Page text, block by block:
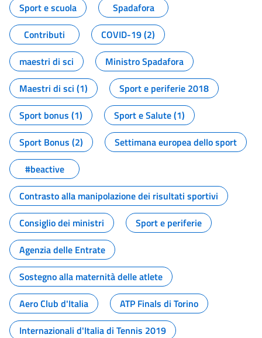
Sport e scuola
Spadafora
Contributi
COVID-19 (2)
maestri di sci
Ministro Spadafora
Maestri di sci (1)
Sport e periferie 2018
Sport bonus (1)
Sport e Salute (1)
Sport Bonus (2)
Settimana europea dello sport
#beactive
Contrasto alla manipolazione dei risultati sportivi
Consiglio dei ministri
Sport e periferie
Agenzia delle Entrate
Sostegno alla maternità delle atlete
Aero Club d'Italia
ATP Finals di Torino
Internazionali d'Italia di Tennis 2019